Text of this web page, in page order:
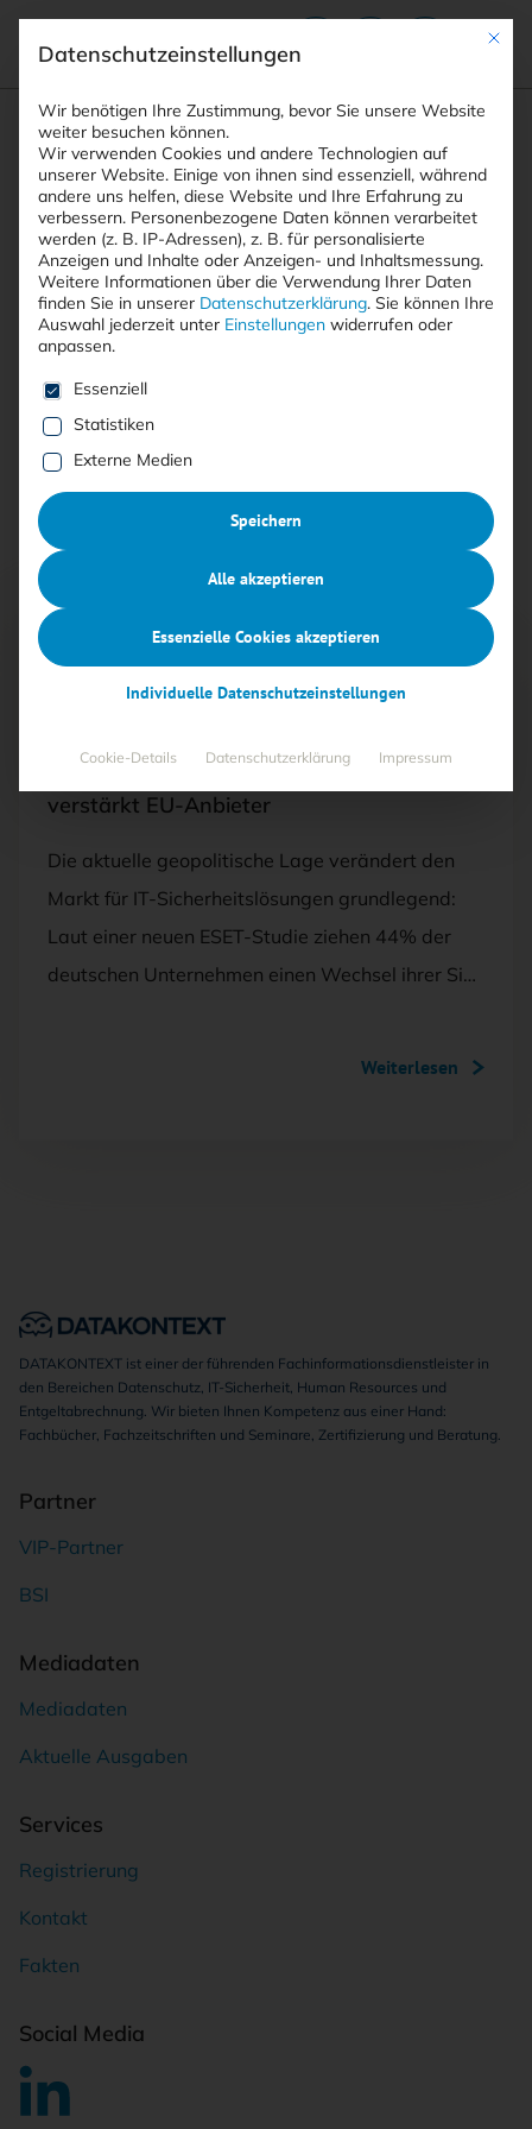
Suchfeld
Suchen
Breadcrumb-Navigation
STARTSEITE EUROPÄISCHE CYBERSECURITY
Alle Beiträge mit dem
Schlagwort “europäische
Cybersecurity”
<kes>+
Deutsche Unternehmen bevorzugen
verstärkt EU-Anbieter
Die aktuelle geopolitische Lage verändert den
Markt für IT-Sicherheitslösungen grundlegend:
Laut einer neuen ESET-Studie ziehen 44% der
deutschen Unternehmen einen Wechsel ihrer Si…
Weiterlesen
DATAKONTEXT ist einer der führenden Fachinformationsdienstleister in
den Bereichen Datenschutz, IT-Sicherheit, Human Resources und
Entgeltabrechnung. Wir bieten Ihnen Kompetenz aus einer Hand:
Fachbücher, Fachzeitschriften und Seminare, Zertifizierung und Beratung.
Partner
VIP-Partner
BSI
Mediadaten
Mediadaten
Aktuelle Ausgaben
Services
Registrierung
Kontakt
Fakten
Social Media
Mit
Datenschutzeinstellungen
Wir benötigen Ihre Zustimmung, bevor Sie unsere Website
weiter besuchen können.
Wir verwenden Cookies und andere Technologien auf
unserer Website. Einige von ihnen sind essenziell, während
andere uns helfen, diese Website und Ihre Erfahrung zu
verbessern. Personenbezogene Daten können verarbeitet
werden (z. B. IP-Adressen), z. B. für personalisierte
Anzeigen und Inhalte oder Anzeigen- und Inhaltsmessung.
Weitere Informationen über die Verwendung Ihrer Daten
finden Sie in unserer Datenschutzerklärung. Sie können Ihre
Auswahl jederzeit unter Einstellungen widerrufen oder
anpassen.
Es folgt eine Liste der Service-Gruppen, für die eine
Essenziell
Statistiken
Externe Medien
Speichern
Alle akzeptieren
Essenzielle Cookies akzeptieren
Individuelle Datenschutzeinstellungen
Cookie-Details Datenschutzerklärung Impressum